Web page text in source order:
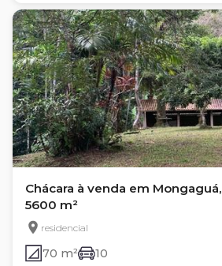
Chácara à venda em
5600 m²
residencial
70 m² 10